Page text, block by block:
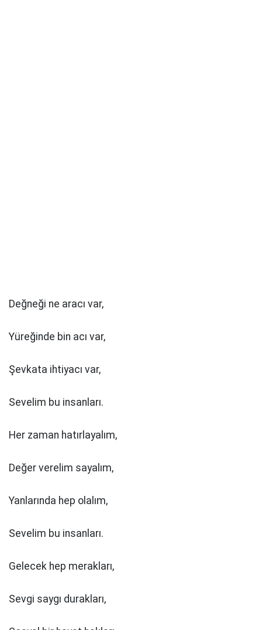
Değneği ne aracı var,
Yüreğinde bin acı var,
Şevkata ihtiyacı var,
Sevelim bu insanları.
Her zaman hatırlayalım,
Değer verelim sayalım,
Yanlarında hep olalım,
Sevelim bu insanları.
Gelecek hep merakları,
Sevgi saygı durakları,